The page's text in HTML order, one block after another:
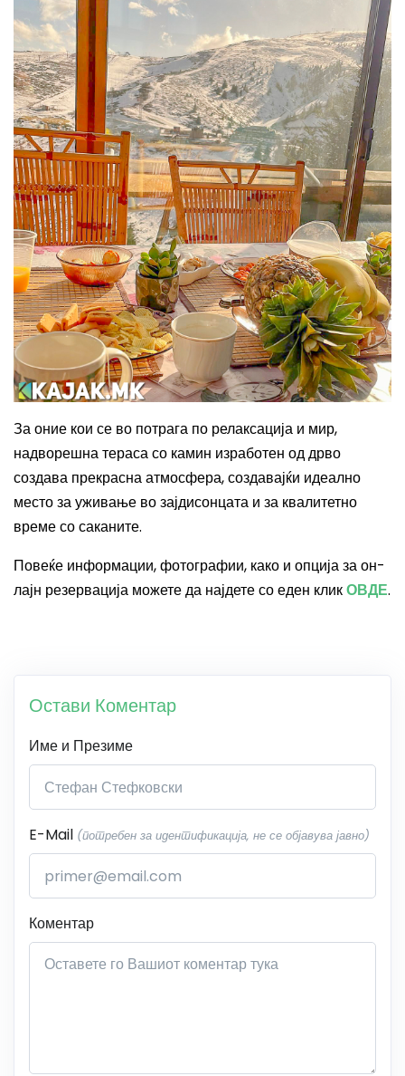
За оние кои се во потрага по релаксација и мир,
надворешна тераса со камин изработен од дрво
создава прекрасна атмосфера, создавајќи идеално
место за уживање во зајдисонцата и за квалитетно
време со саканите.
Повеќе информации, фотографии, како и опција за он-
лајн резервација можете да најдете со еден кликОВДЕ.
Остави Коментар
Име и Презиме
E-Mail (потребен за идентификација, не се објавува јавно)
Коментар